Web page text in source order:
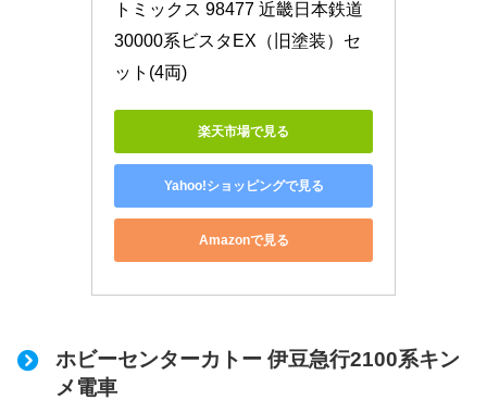
トミックス 98477 近畿日本鉄道
30000系ビスタEX（旧塗装）セ
ット(4両)
楽天市場で見る
Yahoo!ショッピングで見る
Amazonで見る
ホビーセンターカトー 伊豆急行2100系キン
メ電車